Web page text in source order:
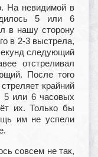
На невидимой в
5 или 6
в нашу сторону
в 2-3 выстрела,
следующий
отстреливал
После того
крайний
5 или 6 часовых
их. Только бы
им не успели
совсем не так,